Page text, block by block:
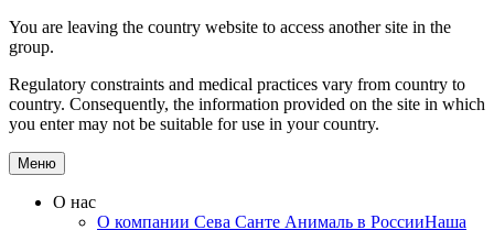
You are leaving the country website to access another site in the
group.
Regulatory constraints and medical practices vary from country to
country. Consequently, the information provided on the site in which
you enter may not be suitable for use in your country.
Меню
О нас
О компании Сева Санте Анималь в РоссииНаша